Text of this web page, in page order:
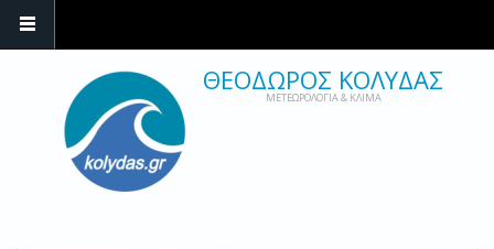
ΘΕΟΔΩΡΟΣ ΚΟΛΥΔΑΣ
ΜΕΤΕΩΡΟΛΟΓΙΑ & ΚΛΙΜΑ